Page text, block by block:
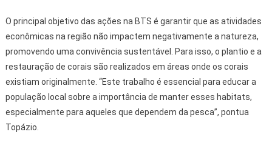
O principal objetivo das ações na BTS é garantir que as atividades
econômicas na região não impactem negativamente a natureza,
promovendo uma convivência sustentável. Para isso, o plantio e a
restauração de corais são realizados em áreas onde os corais
existiam originalmente. “Este trabalho é essencial para educar a
população local sobre a importância de manter esses habitats,
especialmente para aqueles que dependem da pesca”, pontua
Topázio.